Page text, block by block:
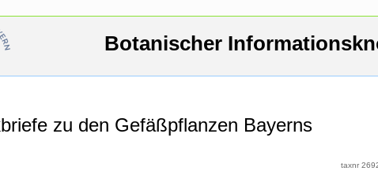
Botanischer
zu den Gefäßpflanzen Bayerns
taxnr